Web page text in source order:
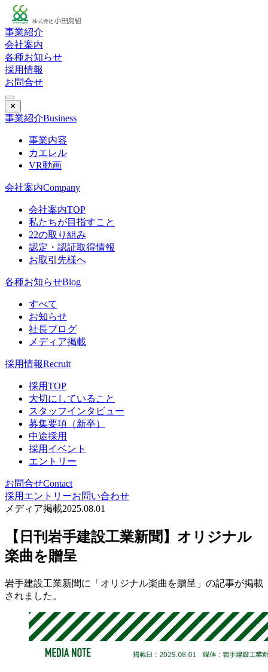
事業紹介
会社案内
各種お知らせ
採用情報
お問合せ
✕
事業紹介Business
事業内容
カエレル
VR動画
会社案内Company
会社案内TOP
私たちが目指すこと
22の取り組み
認定・認証取得情報
お取引先様へ
各種お知らせBlog
すべて
お知らせ
社長ブログ
メディア掲載
採用情報Recruit
採用TOP
大切にしていること
スタッフインタビュー
募集要項（新卒）
中途採用
採用イベント
エントリー
お問合せContact
採用エントリーお問い合わせ
メディア掲載2025.08.01
【日刊岩手建設工業新聞】オリジナル
楽曲を贈呈
岩手建設工業新聞に「オリジナル楽曲を贈呈」の記事が掲載
されました。